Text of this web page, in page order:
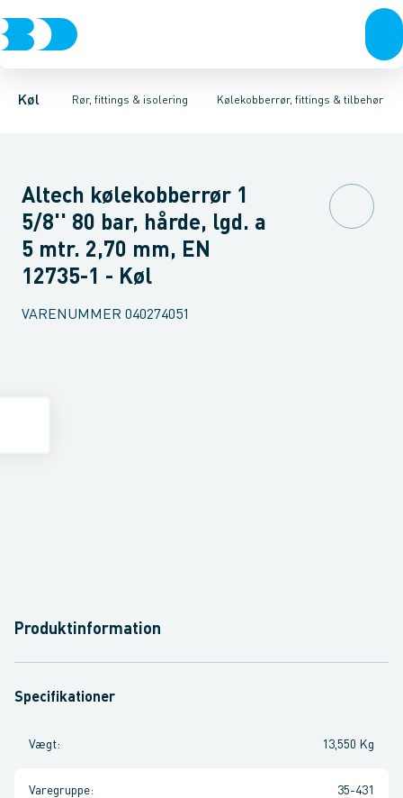
Køl Rør, fittings & isolering
KompressorerKondenseringsaggregaterFordampere
Kølekobberrør, fittings & tilbehør
Kølekobberrør, fittings & tilbehørCOOL-FIT 2.0 0°C til +60°C
Isoleret kølekobberrørKølekobberrørKobberpakninger &
Altech kølekobberrør 1
5/8'' 80 bar, hårde, lgd. a
5 mtr. 2,70 mm, EN
12735-1 - Køl
VARENUMMER 040274051
Produktinformation
Specifikationer
Vægt: 13,550 Kg
Varegruppe: 35-431